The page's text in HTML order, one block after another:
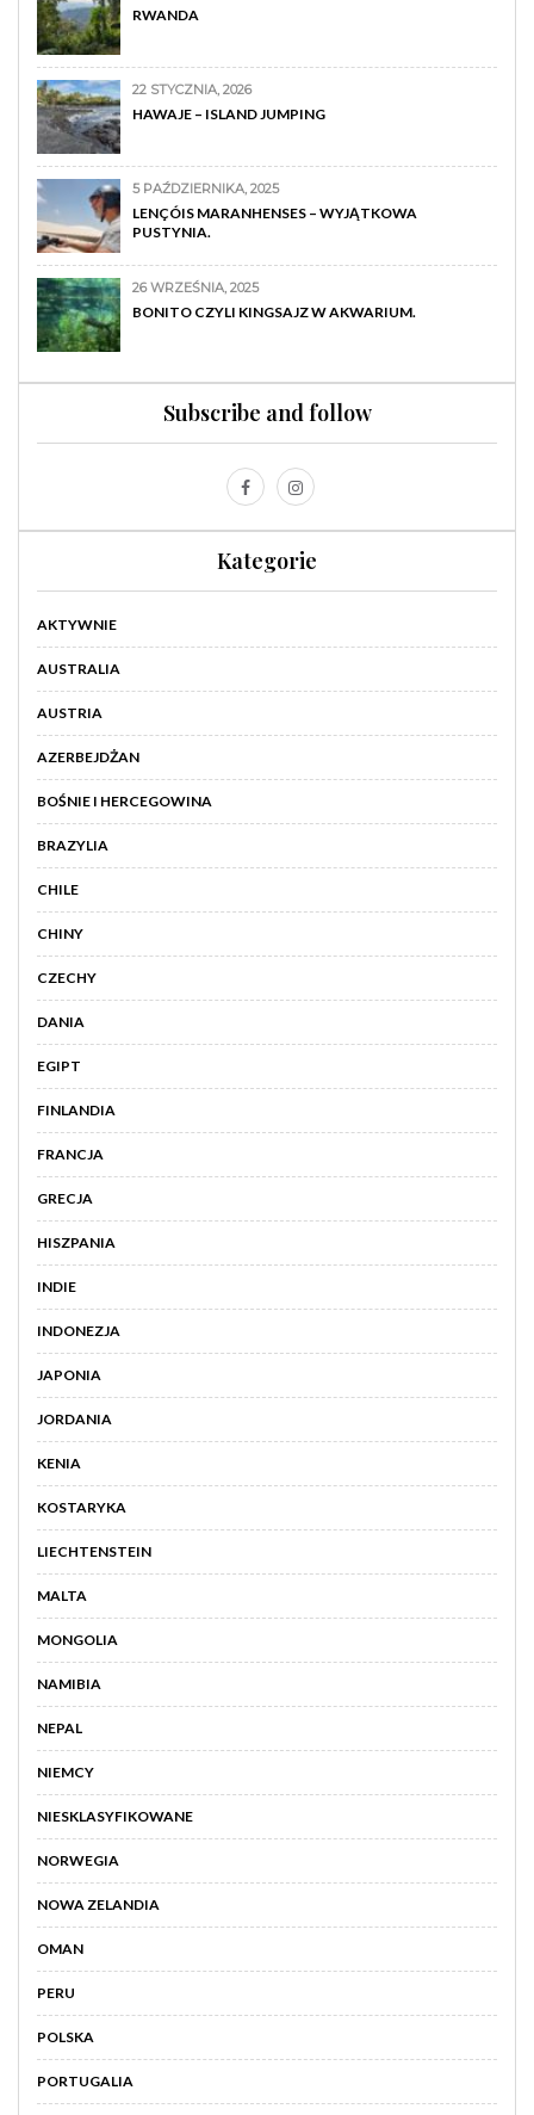
RWANDA
22 STYCZNIA, 2026
HAWAJE – ISLAND JUMPING
5 PAŹDZIERNIKA, 2025
LENÇÓIS MARANHENSES – WYJĄTKOWA
PUSTYNIA.
26 WRZEŚNIA, 2025
BONITO CZYLI KINGSAJZ W AKWARIUM.
Subscribe and follow
Kategorie
AKTYWNIE
AUSTRALIA
AUSTRIA
AZERBEJDŻAN
BOŚNIE I HERCEGOWINA
BRAZYLIA
CHILE
CHINY
CZECHY
DANIA
EGIPT
FINLANDIA
FRANCJA
GRECJA
HISZPANIA
INDIE
INDONEZJA
JAPONIA
JORDANIA
KENIA
KOSTARYKA
LIECHTENSTEIN
MALTA
MONGOLIA
NAMIBIA
NEPAL
NIEMCY
NIESKLASYFIKOWANE
NORWEGIA
NOWA ZELANDIA
OMAN
PERU
POLSKA
PORTUGALIA